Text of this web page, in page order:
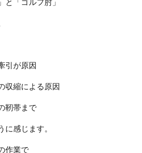
と「ゴルフ肘」
引が原因
収縮による原因
靭帯まで
に感じます。
作業で